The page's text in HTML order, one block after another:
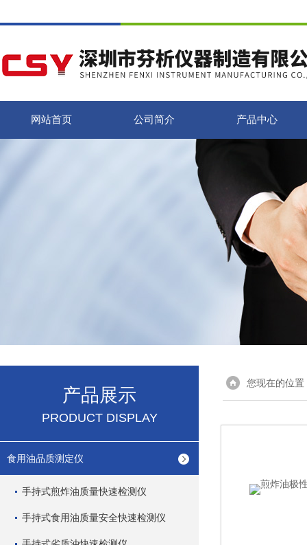
网站首页 公司简介 产品中心
产品展示
PRODUCT DISPLAY
食用油品质测定仪
手持式煎炸油质量快速检测仪
手持式食用油质量安全快速检测仪
您现在的位置